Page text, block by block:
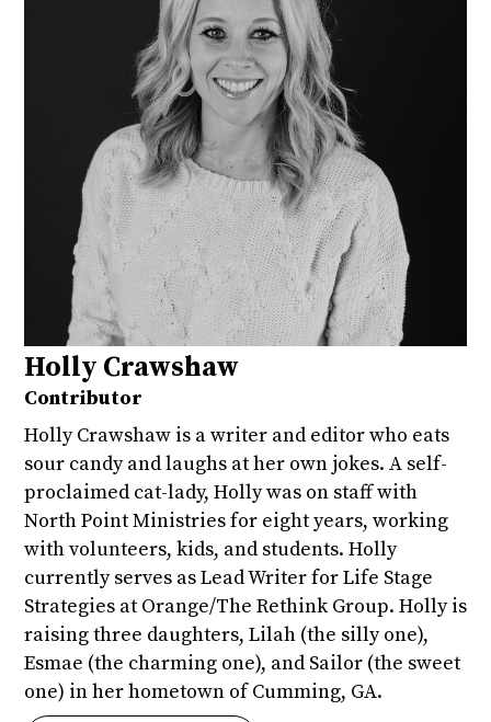
Holly Crawshaw
Contributor
Holly Crawshaw is a writer and editor who eats
sour candy and laughs at her own jokes. A self-
proclaimed cat-lady, Holly was on staff with
North Point Ministries for eight years, working
with volunteers, kids, and students. Holly
currently serves as Lead Writer for Life Stage
Strategies at Orange/The Rethink Group. Holly is
raising three daughters, Lilah (the silly one),
Esmae (the charming one), and Sailor (the sweet
one) in her hometown of Cumming, GA.